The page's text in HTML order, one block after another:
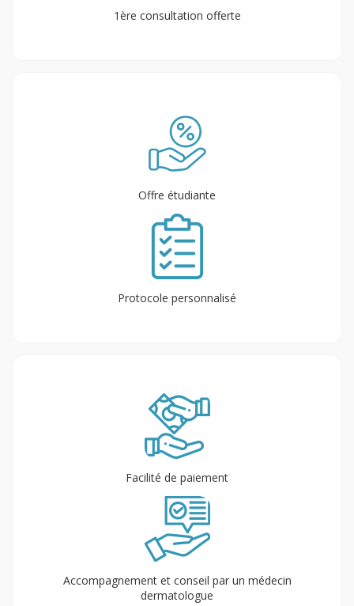
1ère consultation offerte
Offre étudiante
Protocole personnalisé
Facilité de paiement
Accompagnement et conseil par un médecin
dermatologue